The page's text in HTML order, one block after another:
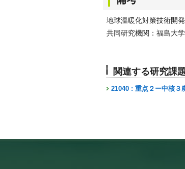
地球温暖化対策技術開
共同研究機関：福島大
関連する研究課
21040 : 重点２ー中核３